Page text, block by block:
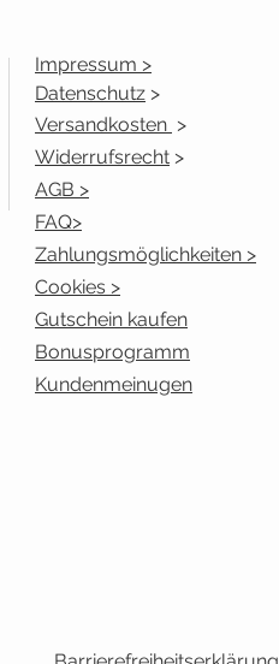
Impressum >
Datenschutz >
Versandkosten >
Widerrufsrecht >
AGB >
FAQ>
Zahlungsmöglichkeiten >
Cookies >
Gutschein kaufen
Bonusprogramm
Kundenmeinugen